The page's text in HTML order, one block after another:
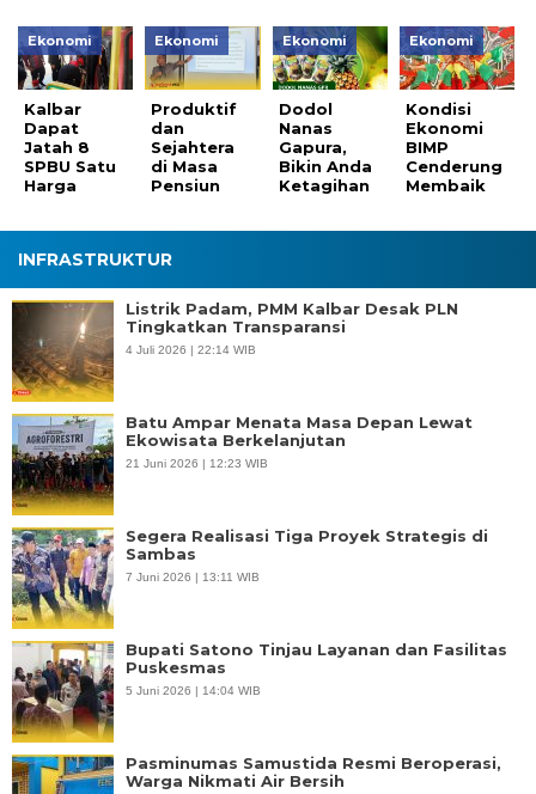
Ekonomi
Kalbar
Dapat
Jatah 8
SPBU Satu
Harga
Ekonomi
Produktif
dan
Sejahtera
di Masa
Pensiun
Ekonomi
Dodol
Nanas
Gapura,
Bikin Anda
Ketagihan
Ekonomi
Kondisi
Ekonomi
BIMP
Cenderung
Membaik
INFRASTRUKTUR
Listrik Padam, PMM Kalbar Desak PLN
Tingkatkan Transparansi
4 Juli 2026 | 22:14 WIB
Batu Ampar Menata Masa Depan Lewat
Ekowisata Berkelanjutan
21 Juni 2026 | 12:23 WIB
Segera Realisasi Tiga Proyek Strategis di
Sambas
7 Juni 2026 | 13:11 WIB
Bupati Satono Tinjau Layanan dan Fasilitas
Puskesmas
5 Juni 2026 | 14:04 WIB
Pasminumas Samustida Resmi Beroperasi,
Warga Nikmati Air Bersih